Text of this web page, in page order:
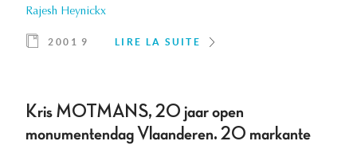
Rajesh Heynickx
2001 9 LIRE LA SUITE
Kris MOTMANS, 20 jaar open
monumentendag Vlaanderen. 20 markante